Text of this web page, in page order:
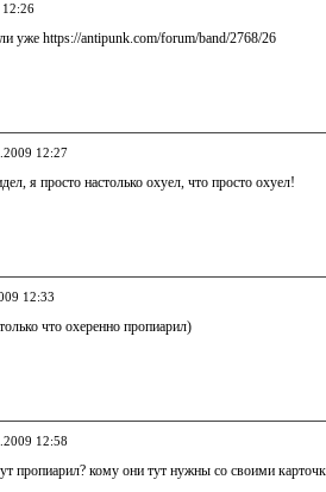
12:26
уже https://antipunk.com/forum/band/2768/26
12:27
я просто настолько охуел, что просто охуел!
12:33
что охеренно пропиарил)
12:58
пропиарил? кому они тут нужны со своими